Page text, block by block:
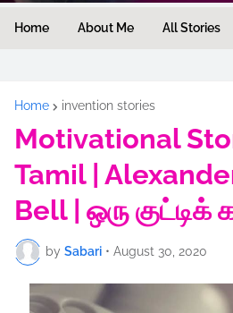
Home About Me All Stories
Home invention stories
Motivational
Tamil |
Bell | ஒரு
by Sabari • August 30, 2020